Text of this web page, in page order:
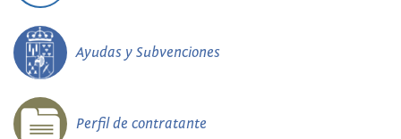
Ayudas y Subvenciones
Perfil de contratante